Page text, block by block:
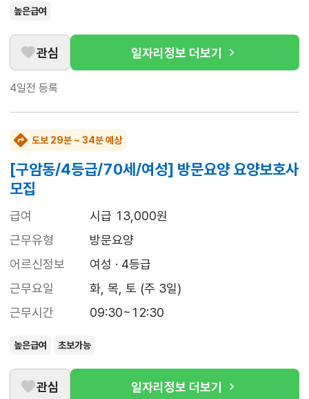
높은급여
관심 일자리정보 더보기
4일전 등록
도보 29분 ~ 34분 예상
[구암동/4등급/70세/여성] 방문요양 요양보호사
모집
급여
시급 13,000원
근무유형
방문요양
어르신정보
여성 · 4등급
근무요일
화, 목, 토 (주 3일)
근무시간
09:30~12:30
높은급여 초보가능
관심 일자리정보 더보기